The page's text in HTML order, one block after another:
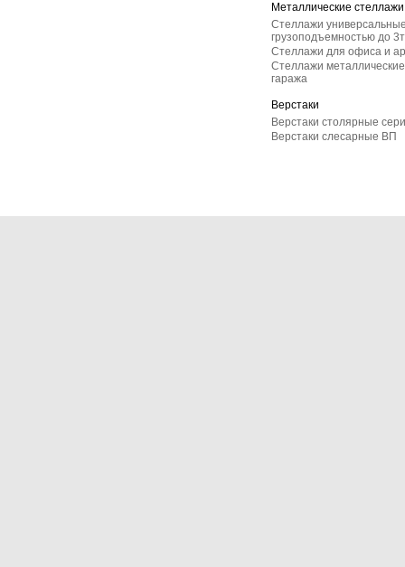
Металлические стеллажи
Стеллажи
грузоподъемностью до
Стеллажи для офиса и
Стеллажи
гаража
Верстаки
Верстаки столярные
Верстаки слесарные ВП